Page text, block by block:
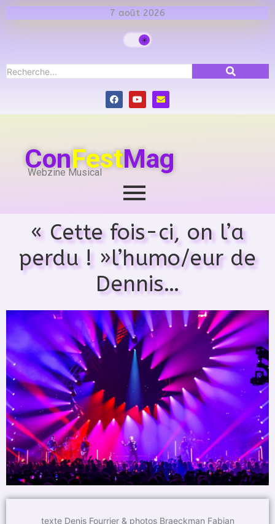
7 août 2026
ConFestMag
Webzine Musical
« Cette fois-ci, on l’a
perdu ! »l’humo/eur de
Dennis…
texte Denis Fourrier & photos Braeckman Fabian